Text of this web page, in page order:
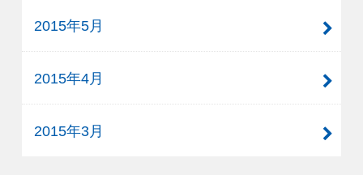
2015年5月
2015年4月
2015年3月